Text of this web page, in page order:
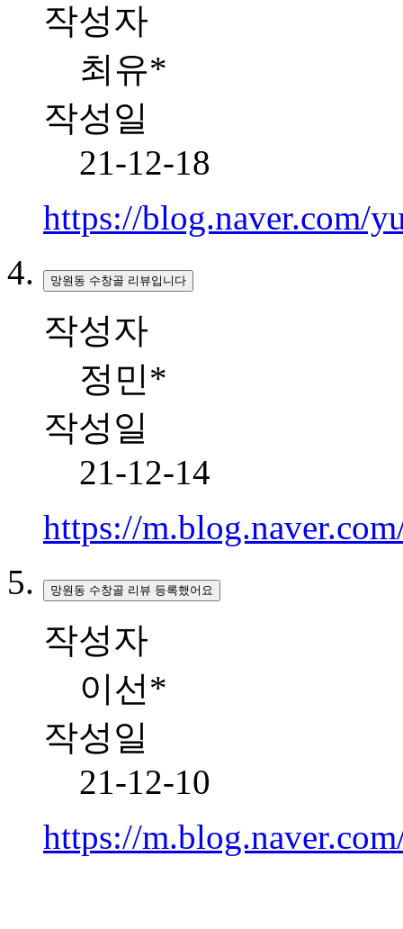
작성자
최유*
작성일
21-12-18
https://blog.naver.com/
망원동 수창골 리뷰입니다
작성자
정민*
작성일
21-12-14
https://
망원동 수창골 리뷰 등록했어요
작성자
이선*
작성일
21-12-10
https://